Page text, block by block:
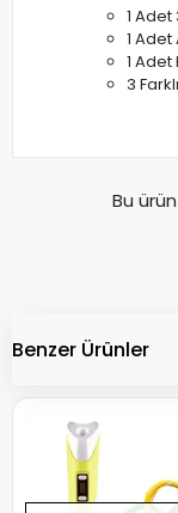
1 Adet
1
1 Adet
3
Bu
Benzer Ürünler